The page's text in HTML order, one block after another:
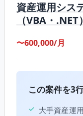
資産運用シス
（VBA・.NET）
〜600,000/月
この案件を3
✓ 大手資産運